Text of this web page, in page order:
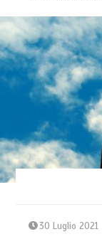
30 Luglio 2021